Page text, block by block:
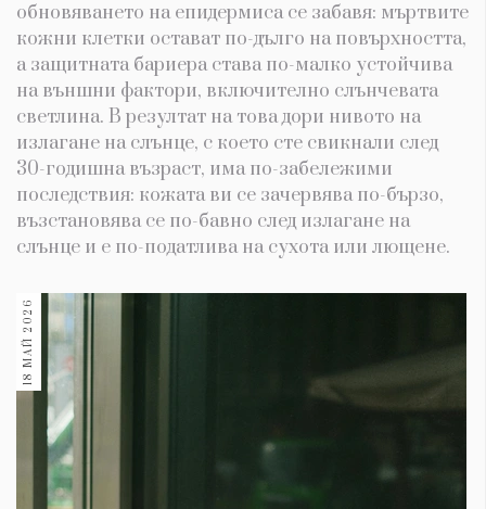
обновяването на епидермиса се забавя: мъртвите
кожни клетки остават по-дълго на повърхността,
а защитната бариера става по-малко устойчива
на външни фактори, включително слънчевата
светлина. В резултат на това дори нивото на
излагане на слънце, с което сте свикнали след
30-годишна възраст, има по-забележими
последствия: кожата ви се зачервява по-бързо,
възстановява се по-бавно след излагане на
слънце и е по-податлива на сухота или лющене.
18 МАЙ 2026